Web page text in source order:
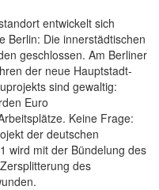
entwickelt sich
Berlin: Die innerstädtischen
geschlossen. Am Berliner
der neue Hauptstadt-
sind gewaltig:
Euro
Keine Frage:
der deutschen
wird mit der Bündelung des
des